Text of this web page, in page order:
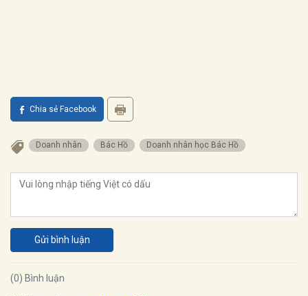
Chia sẻ Facebook
Doanh nhân Bác Hồ Doanh nhân học Bác Hồ
Gửi bình luận
(0) Bình luận